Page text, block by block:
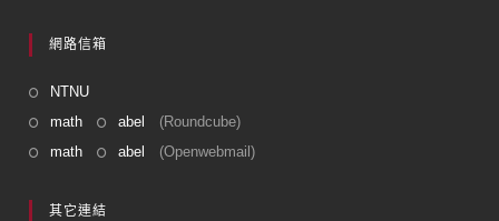
網路信箱
NTNU
math
abel
(Roundcube)
math
abel (Openwebmail)
其它連結